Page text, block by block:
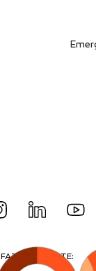
FAZEMOS PARTE: